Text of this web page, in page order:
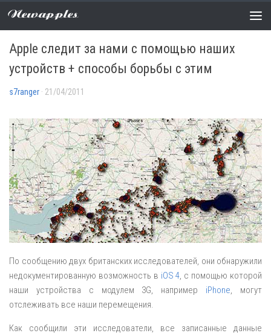
Newapples
НОВОСТИ 3 COMMENTS
Apple следит за нами с помощью наших
устройств + способы борьбы с этим
s7ranger · 21/04/2011
По сообщению двух британских исследователей, они обнаружили
недокументированную возможность в iOS 4 , с помощью которой
наши устройства с модулем 3G, например iPhone , могут
отслеживать все наши перемещения.
Как сообщили эти исследователи, все записанные данные